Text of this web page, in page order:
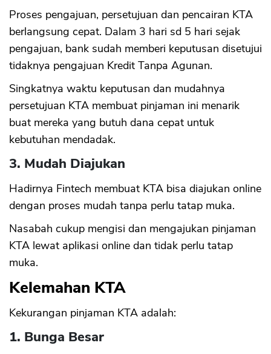
Proses pengajuan, persetujuan dan pencairan KTA
berlangsung cepat. Dalam 3 hari sd 5 hari sejak
pengajuan, bank sudah memberi keputusan disetujui
tidaknya pengajuan Kredit Tanpa Agunan.
Singkatnya waktu keputusan dan mudahnya
persetujuan KTA membuat pinjaman ini menarik
buat mereka yang butuh dana cepat untuk
kebutuhan mendadak.
3. Mudah Diajukan
Hadirnya Fintech membuat KTA bisa diajukan online
dengan proses mudah tanpa perlu tatap muka.
Nasabah cukup mengisi dan mengajukan pinjaman
KTA lewat aplikasi online dan tidak perlu tatap
muka.
Kelemahan KTA
Kekurangan pinjaman KTA adalah:
1. Bunga Besar